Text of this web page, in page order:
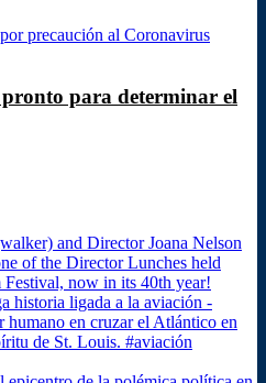
para determinar el